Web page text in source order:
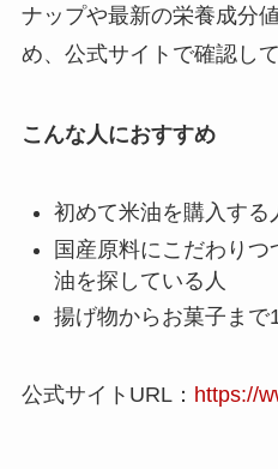
ナップや最新の栄養成分
め、公式サイトで確認し
こんな人におすすめ
初めて米油を購入する
国産原料にこだわり
油を探している人
揚げ物からお菓子まで
公式サイトURL： https://